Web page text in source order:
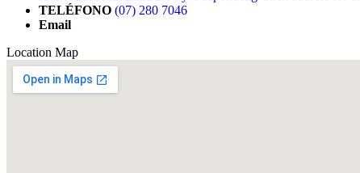
TELÉFONO (07) 280 7046
Email
Location Map